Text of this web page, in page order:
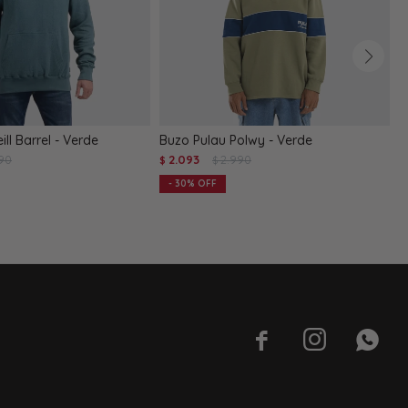
Barrel - Verde Buzo Pulau Polwy - Verde
$ 2.093 $ 2.990
30
  